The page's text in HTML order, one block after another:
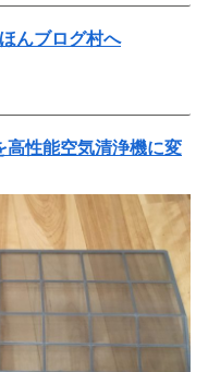
高性能空気清浄機に変